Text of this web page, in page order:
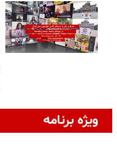
ویژه برنامه